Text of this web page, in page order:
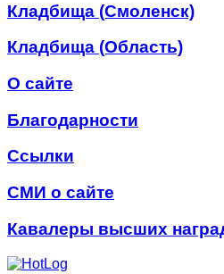
Кладбища (Смоленск)
Кладбища (Область)
О сайте
Благодарности
Ссылки
СМИ о сайте
Кавалеры высших